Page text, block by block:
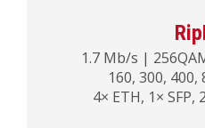
1.7 Mb/s |
160, 300, 400,
4× ETH, 1× SFP,